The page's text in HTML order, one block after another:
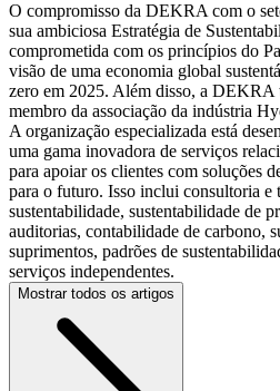
O compromisso da DEKRA com o
sua ambiciosa Estratégia de
comprometida com os princípios do
visão de uma economia global
zero em 2025. Além disso, a DEKRA
membro da associação da indústria
A organização especializada está
uma gama inovadora de serviços
para apoiar os clientes com soluções
para o futuro. Isso inclui consultoria e
sustentabilidade, sustentabilidade de
auditorias, contabilidade de carbono,
suprimentos, padrões de
serviços independentes.
Mostrar todos os artigos